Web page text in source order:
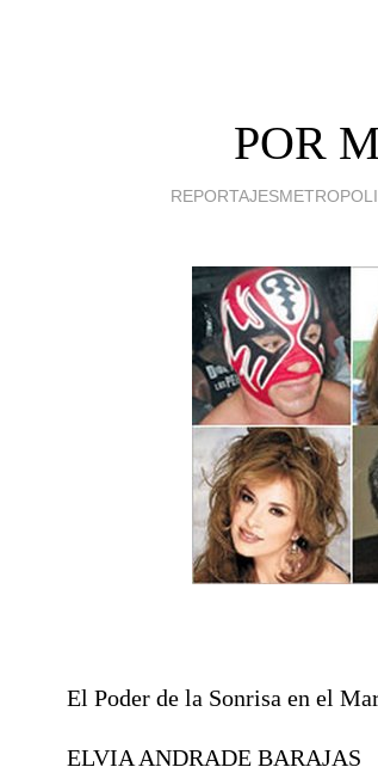
POR
El Poder de la Sonrisa en el
ELVIA ANDRADE BARAJAS